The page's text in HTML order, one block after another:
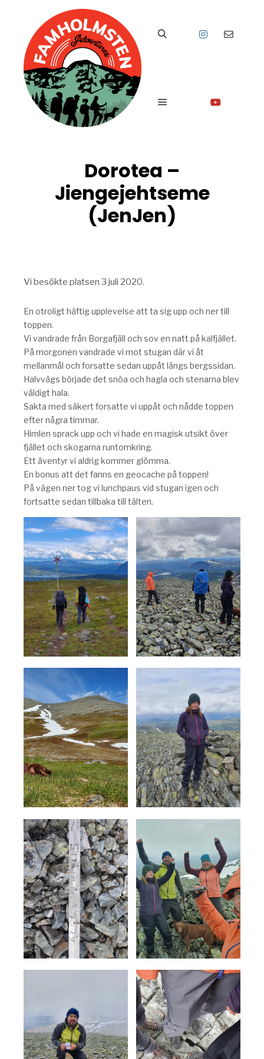
Dorotea –
Jiengejehtseme
(JenJen)
Vi besökte platsen 3 juli 2020.
En otroligt häftig upplevelse att ta sig upp och ner till
toppen.
Vi vandrade från Borgafjäll och sov en natt på kalfjället.
På morgonen vandrade vi mot stugan där vi åt
mellanmål och forsatte sedan uppåt längs bergssidan.
Halvvägs började det snöa och hagla och stenarna blev
väldigt hala.
Sakta med säkert forsatte vi uppåt och nådde toppen
efter några timmar.
Himlen sprack upp och vi hade en magisk utsikt över
fjället och skogarna runtomkring.
Ett äventyr vi aldrig kommer glömma.
En bonus att det fanns en geocache på toppen!
På vägen ner tog vi lunchpaus vid stugan igen och
fortsatte sedan tillbaka till tälten.